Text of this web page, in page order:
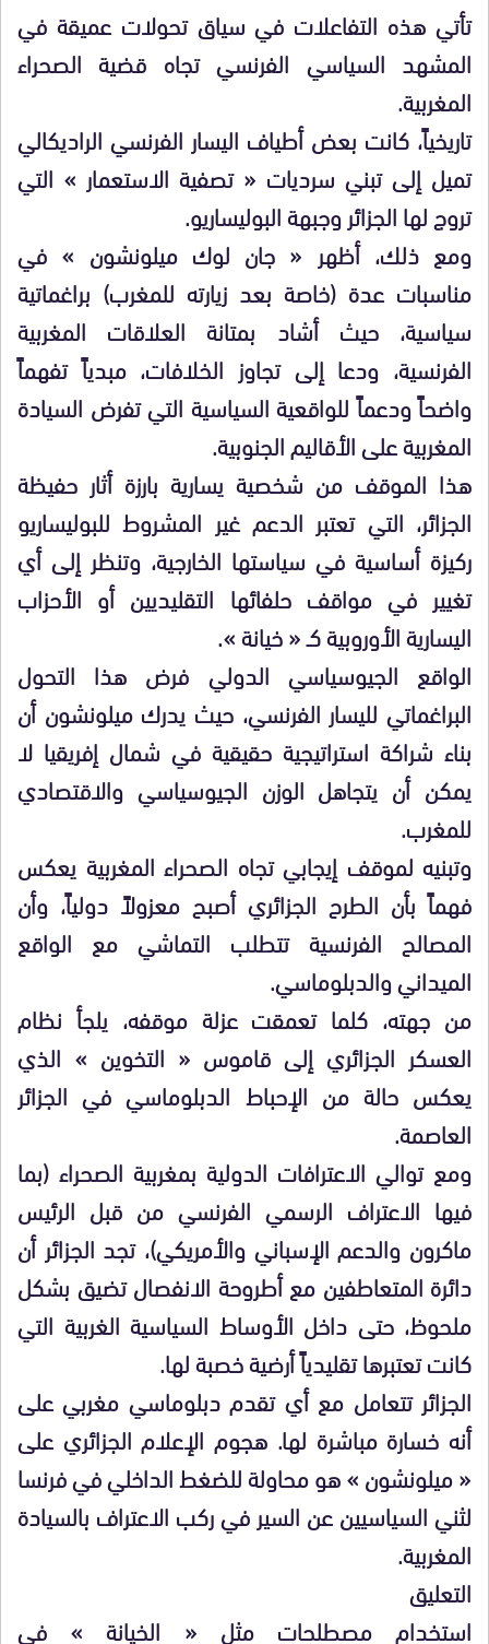
​تأتي هذه التفاعلات في سياق تحولات عميقة في
المشهد السياسي الفرنسي تجاه قضية الصحراء
المغربية.
تاريخياً، كانت بعض أطياف اليسار الفرنسي الراديكالي
تميل إلى تبني سرديات « تصفية الاستعمار » التي
تروج لها الجزائر وجبهة البوليساريو.
ومع ذلك، أظهر « جان لوك ميلونشون » في
مناسبات عدة (خاصة بعد زيارته للمغرب) براغماتية
سياسية، حيث أشاد بمتانة العلاقات المغربية
الفرنسية، ودعا إلى تجاوز الخلافات، مبدياً تفهماً
واضحاً ودعماً للواقعية السياسية التي تفرض السيادة
المغربية على الأقاليم الجنوبية.
​هذا الموقف من شخصية يسارية بارزة أثار حفيظة
الجزائر، التي تعتبر الدعم غير المشروط للبوليساريو
ركيزة أساسية في سياستها الخارجية، وتنظر إلى أي
تغيير في مواقف حلفائها التقليديين أو الأحزاب
اليسارية الأوروبية كـ « خيانة ».
​الواقع الجيوسياسي الدولي فرض هذا التحول
البراغماتي لليسار الفرنسي، حيث يدرك ميلونشون أن
بناء شراكة استراتيجية حقيقية في شمال إفريقيا لا
يمكن أن يتجاهل الوزن الجيوسياسي والاقتصادي
للمغرب.
وتبنيه لموقف إيجابي تجاه الصحراء المغربية يعكس
فهماً بأن الطرح الجزائري أصبح معزولاً دولياً، وأن
المصالح الفرنسية تتطلب التماشي مع الواقع
الميداني والدبلوماسي.
​من جهته، كلما تعمقت عزلة موقفه، يلجأ نظام
العسكر الجزائري إلى قاموس « التخوين » الذي
يعكس حالة من الإحباط الدبلوماسي في الجزائر
العاصمة.
ومع توالي الاعترافات الدولية بمغربية الصحراء (بما
فيها الاعتراف الرسمي الفرنسي من قبل الرئيس
ماكرون والدعم الإسباني والأمريكي)، تجد الجزائر أن
دائرة المتعاطفين مع أطروحة الانفصال تضيق بشكل
ملحوظ، حتى داخل الأوساط السياسية الغربية التي
كانت تعتبرها تقليدياً أرضية خصبة لها.
​الجزائر تتعامل مع أي تقدم دبلوماسي مغربي على
أنه خسارة مباشرة لها. هجوم الإعلام الجزائري على
« ميلونشون » هو محاولة للضغط الداخلي في فرنسا
لثني السياسيين عن السير في ركب الاعتراف بالسيادة
المغربية.
​التعليق
​استخدام مصطلحات مثل « الخيانة » في